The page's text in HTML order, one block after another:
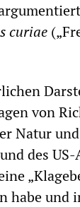
curiae
von
Natur
des
und